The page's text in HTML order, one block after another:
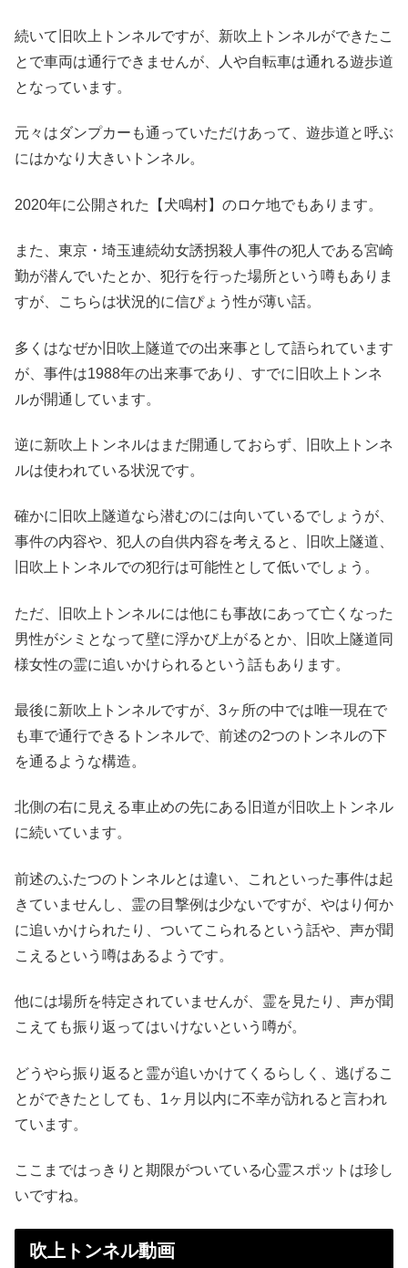
続いて旧吹上トンネルですが、新吹上トンネルができたこ
とで車両は通行できませんが、人や自転車は通れる遊歩道
となっています。
元々はダンプカーも通っていただけあって、遊歩道と呼ぶ
にはかなり大きいトンネル。
2020年に公開された【犬鳴村】のロケ地でもあります。
また、東京・埼玉連続幼女誘拐殺人事件の犯人である宮崎
勤が潜んでいたとか、犯行を行った場所という噂もありま
すが、こちらは状況的に信ぴょう性が薄い話。
多くはなぜか旧吹上隧道での出来事として語られています
が、事件は1988年の出来事であり、すでに旧吹上トンネ
ルが開通しています。
逆に新吹上トンネルはまだ開通しておらず、旧吹上トンネ
ルは使われている状況です。
確かに旧吹上隧道なら潜むのには向いているでしょうが、
事件の内容や、犯人の自供内容を考えると、旧吹上隧道、
旧吹上トンネルでの犯行は可能性として低いでしょう。
ただ、旧吹上トンネルには他にも事故にあって亡くなった
男性がシミとなって壁に浮かび上がるとか、旧吹上隧道同
様女性の霊に追いかけられるという話もあります。
最後に新吹上トンネルですが、3ヶ所の中では唯一現在で
も車で通行できるトンネルで、前述の2つのトンネルの下
を通るような構造。
北側の右に見える車止めの先にある旧道が旧吹上トンネル
に続いています。
前述のふたつのトンネルとは違い、これといった事件は起
きていませんし、霊の目撃例は少ないですが、やはり何か
に追いかけられたり、ついてこられるという話や、声が聞
こえるという噂はあるようです。
他には場所を特定されていませんが、霊を見たり、声が聞
こえても振り返ってはいけないという噂が。
どうやら振り返ると霊が追いかけてくるらしく、逃げるこ
とができたとしても、1ヶ月以内に不幸が訪れると言われ
ています。
ここまではっきりと期限がついている心霊スポットは珍し
いですね。
吹上トンネル動画